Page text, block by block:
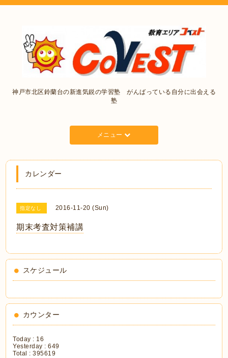
神戸市北区鈴蘭台の新進気鋭の学習塾 がんばっている自分に出会える
塾
メニュー
カレンダー
指定なし 2016-11-20 (Sun)
期末考査対策補講
スケジュール
カウンター
Today : 16
Yesterday :649
Total :395619